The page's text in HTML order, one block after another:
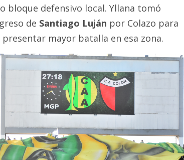
bloque defensivo local. Yllana tomó
de Santiago Luján por Colazo para
mayor batalla en esa zona.